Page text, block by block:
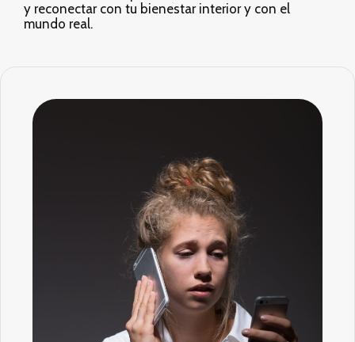
y reconectar con tu bienestar interior y con el
mundo real.